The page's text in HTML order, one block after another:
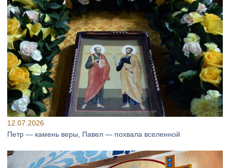
12.07.2026
Петр — камень веры, Павел — похвала вселенной